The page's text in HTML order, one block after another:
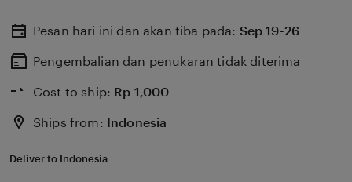
Pesan hari ini dan akan tiba pada: Sep 19-26
Pengembalian dan penukaran tidak diterima
Cost to ship: Rp 1,000
Ships from: Indonesia
Deliver to Indonesia